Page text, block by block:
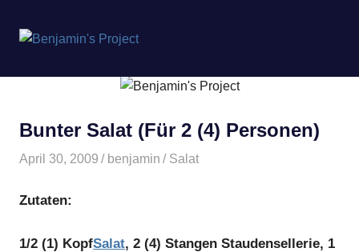
springen
Project
Bunter Salat (Für 2 (4) Personen)
April 30, 2009 benjamin Salat
Zutaten:
1/2 (1) KopfSalat, 2 (4) Stangen Staudensellerie, 1